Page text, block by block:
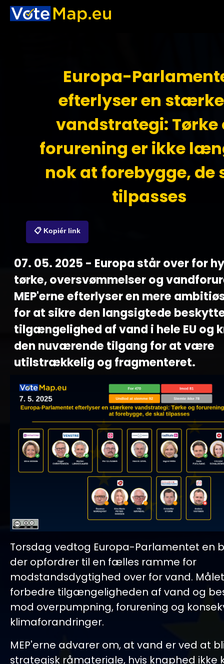
Europa-
efterlyser en
vandstrategi: Tørke
forurening er ikke
nok at forebygge, de
tilpasses
📋 Kopiér link
07. 05. 2025 - Europa står over for
tørke, oversvømmelser og
MEP'erne efterlyser en mere
for at sikre den langsigtede
tilgængelighed af vand i hele EU og
den nuværende tilgang for at være
utilstrækkelig og fragmenteret.
Torsdag vedtog Europa-Parlamentet en
der opfordrer til en fælles ramme for
modstandsdygtighed over for vand.
forbedre tilgængeligheden af vand og
mod overpumpning, forurening og
klimaforandringer.
MEP'erne advarer om, at vand er ved at
strategisk råmateriale, hvis knaphed ikke